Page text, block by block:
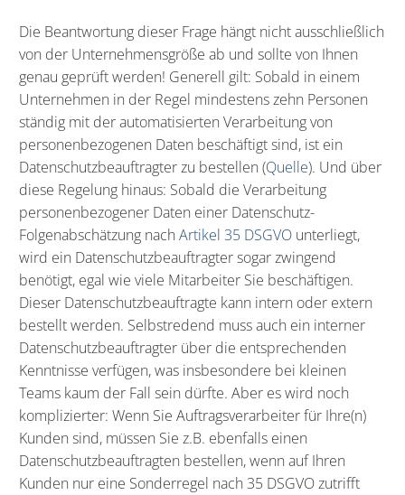
Die Beantwortung dieser Frage hängt nicht ausschließlich
von der Unternehmensgröße ab und sollte von Ihnen
genau geprüft werden! Generell gilt: Sobald in einem
Unternehmen in der Regel mindestens zehn Personen
ständig mit der automatisierten Verarbeitung von
personenbezogenen Daten beschäftigt sind, ist ein
Datenschutzbeauftragter zu bestellen (Quelle). Und über
diese Regelung hinaus: Sobald die Verarbeitung
personenbezogener Daten einer Datenschutz-
Folgenabschätzung nach Artikel 35 DSGVO unterliegt,
wird ein Datenschutzbeauftragter sogar zwingend
benötigt, egal wie viele Mitarbeiter Sie beschäftigen.
Dieser Datenschutzbeauftragte kann intern oder extern
bestellt werden. Selbstredend muss auch ein interner
Datenschutzbeauftragter über die entsprechenden
Kenntnisse verfügen, was insbesondere bei kleinen
Teams kaum der Fall sein dürfte. Aber es wird noch
komplizierter: Wenn Sie Auftragsverarbeiter für Ihre(n)
Kunden sind, müssen Sie z.B. ebenfalls einen
Datenschutzbeauftragten bestellen, wenn auf Ihren
Kunden nur eine Sonderregel nach 35 DSGVO zutrifft